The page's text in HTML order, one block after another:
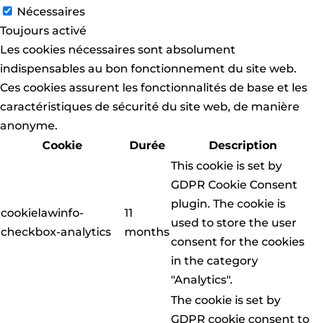
Nécessaires
Toujours activé
Les cookies nécessaires sont absolument
indispensables au bon fonctionnement du site web.
Ces cookies assurent les fonctionnalités de base et les
caractéristiques de sécurité du site web, de manière
anonyme.
Cookie
Durée Description
cookielawinfo-
checkbox-analytics
11
months
This cookie is set by
GDPR Cookie Consent
plugin. The cookie is
used to store the user
consent for the cookies
in the category
"Analytics".
The cookie is set by
GDPR cookie consent to